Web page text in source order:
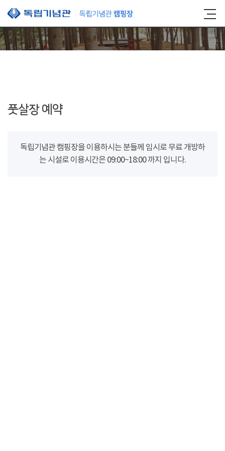
본문 바로가기
풋살장 예약
독립기념관 캠핑장을 이용하시는 분들께 임시로 무료 개방하
는 시설로 이용시간은 09:00~18:00 까지 입니다.